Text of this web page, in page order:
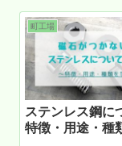
町工場
ステンレス鋼に
特徴・用途・種